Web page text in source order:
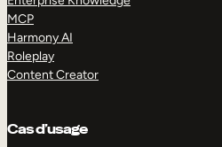
MCP
Harmony AI
Roleplay
Content Creator
Cas d’usage